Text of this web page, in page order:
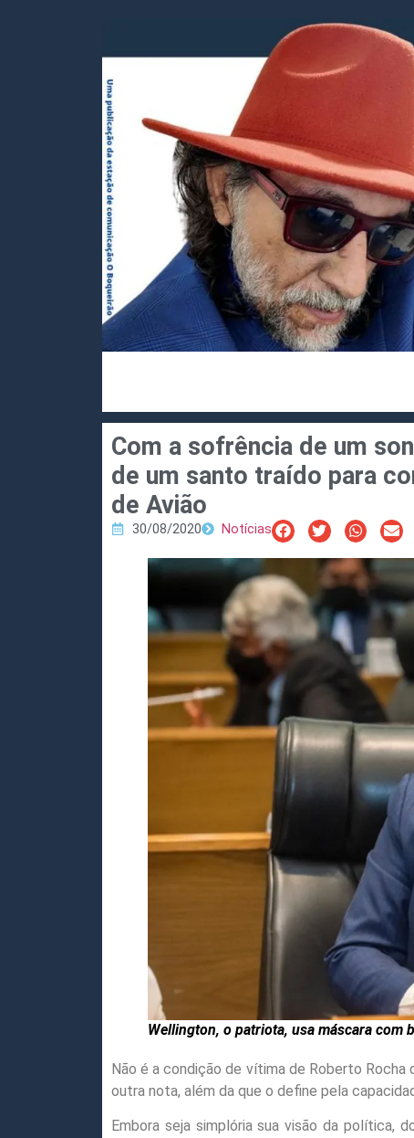
Com a sofrência de um
de um santo traído para
de Avião
30/08/2020 Notícias
Wellington, o patriota, usa máscara com
Não é a condição de vítima de Roberto
outra nota, além da que o define pela
Embora seja simplória sua visão da política,